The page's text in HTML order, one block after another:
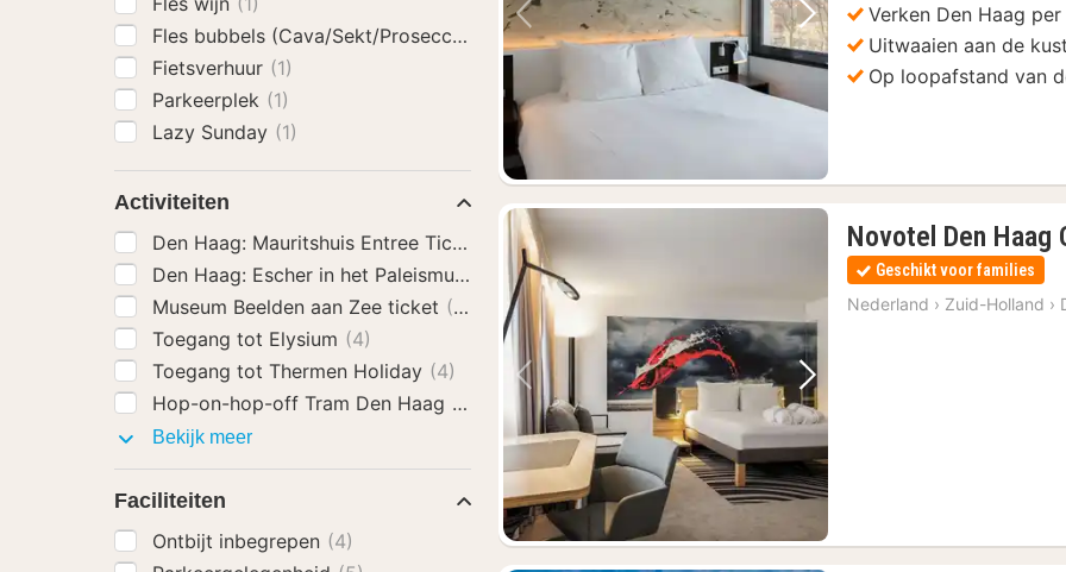
Vorige foto Volgende foto
Verken Den Haag
Uitwaaien aan de kust
Op loopafstand van
Vorige foto Volgende foto
Novotel Den Haag
Geschikt voor families
Nederland › Zuid-Holland ›
Fles bubbels (Cava/Sekt/Prosecco)
Fietsverhuur (1)
Parkeerplek (1)
Lazy Sunday (1)
Activiteiten
Den Haag: Mauritshuis Entree Ticket
(7)
Den Haag: Escher in het Paleismuseum Ticket(7)
Museum Beelden aan Zee ticket (6)
Toegang tot Elysium (4)
Toegang tot Thermen Holiday (4)
Hop-on-hop-off Tram Den Haag (7)
Bekijk meerActiviteiten
Faciliteiten
Ontbijt inbegrepen (4)